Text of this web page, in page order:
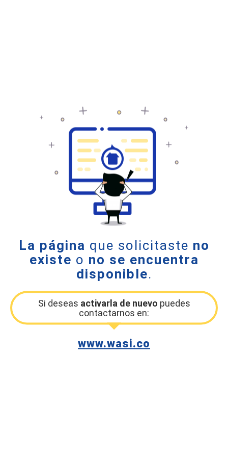
La página que solicitaste no
existe o no se encuentra
disponible.
Si deseas activarla de nuevo puedes
contactarnos en:
www.wasi.co